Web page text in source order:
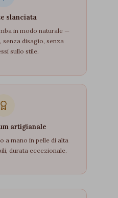
slanciata
in modo naturale —
senza disagio, senza
sullo stile.
artigianale
a mano in pelle di alta
durata eccezionale.